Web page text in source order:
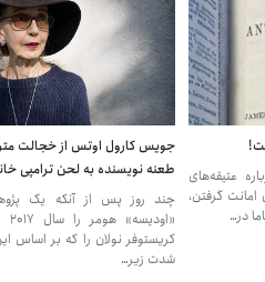
عتیقه‌های
سال از زمان امانت گرفتن،
در…
جویس کارول اوتس از خجالت
طعنه نویسنده به لحن ترامپی
چند روز پس از آنکه یک
کریستوفر نولان را که بر اساس
شدت زیر…